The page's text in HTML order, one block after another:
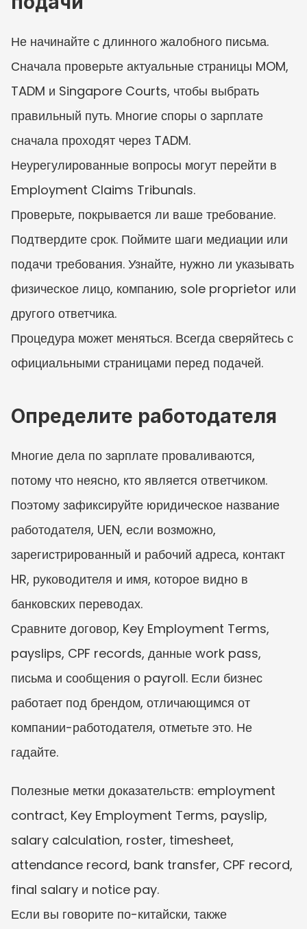
Не начинайте с длинного жалобного письма.
Сначала проверьте актуальные страницы MOM,
TADM и Singapore Courts, чтобы выбрать
правильный путь. Многие споры о зарплате
сначала проходят через TADM.
Неурегулированные вопросы могут перейти в
Employment Claims Tribunals.
Проверьте, покрывается ли ваше требование.
Подтвердите срок. Поймите шаги медиации или
подачи требования. Узнайте, нужно ли указывать
физическое лицо, компанию, sole proprietor или
другого ответчика.
Процедура может меняться. Всегда сверяйтесь с
официальными страницами перед подачей.
Определите работодателя
Многие дела по зарплате проваливаются,
потому что неясно, кто является ответчиком.
Поэтому зафиксируйте юридическое название
работодателя, UEN, если возможно,
зарегистрированный и рабочий адреса, контакт
HR, руководителя и имя, которое видно в
банковских переводах.
Сравните договор, Key Employment Terms,
payslips, CPF records, данные work pass,
письма и сообщения о payroll. Если бизнес
работает под брендом, отличающимся от
компании-работодателя, отметьте это. Не
гадайте.
Полезные метки доказательств: employment
contract, Key Employment Terms, payslip,
salary calculation, roster, timesheet,
attendance record, bank transfer, CPF record,
final salary и notice pay.
Если вы говорите по-китайски, также